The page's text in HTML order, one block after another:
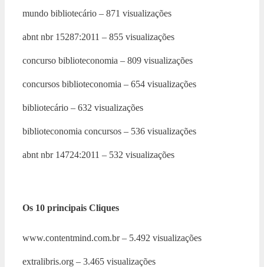
mundo bibliotecário – 871 visualizações
abnt nbr 15287:2011 – 855 visualizações
concurso biblioteconomia – 809 visualizações
concursos biblioteconomia – 654 visualizações
bibliotecário – 632 visualizações
biblioteconomia concursos – 536 visualizações
abnt nbr 14724:2011 – 532 visualizações
Os 10 principais Cliques
www.contentmind.com.br – 5.492 visualizações
extralibris.org – 3.465 visualizações